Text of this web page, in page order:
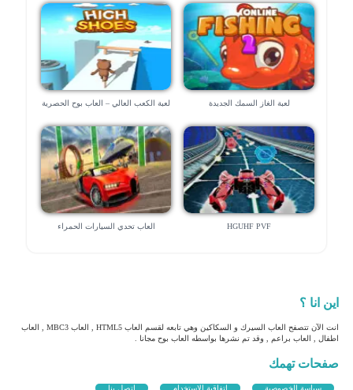
لعبة الغاز السمك الجديدة لعبة الكعب العالي – العاب بوح الحصرية
HGUHF PVF العاب تحدي السيارات الحمراء
اين انا ؟
انت الآن تتصفح العاب السيرك و السكاكين وهي تابعه لقسم العاب HTML5 , العاب MBC3 , العاب
اطفال , العاب براعم , وقد تم نشرها بواسطه العاب بوح مجانا .
صفحات تهمك
سياسة الخصوصية اتفاقية الاستخدام اتصل بنا